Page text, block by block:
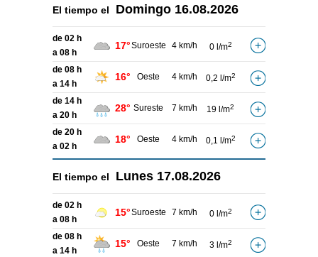
El tiempo el Domingo 16.08.2026
de 02 h
a 08 h
17°Suroeste 4 km/h 0 l/m2
de 08 h
a 14 h
16° Oeste 4 km/h 0,2 l/m2
de 14 h
a 20 h
28° Sureste 7 km/h 19 l/m2
de 20 h
a 02 h
18° Oeste 4 km/h 0,1 l/m2
El tiempo el Lunes 17.08.2026
de 02 h
a 08 h
15°Suroeste 7 km/h 0 l/m2
de 08 h
a 14 h
15° Oeste 7 km/h 3 l/m2